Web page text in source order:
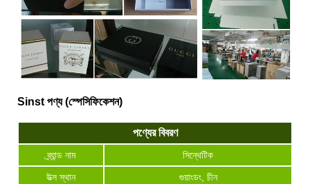
Sinst পণ্য (স্পেসিফিকেশন)
পণ্যের বিবরণ
ব্র্যান্ড নাম
সিন্থেটিক
উত্স স্থান
গুয়াংডং, চীন